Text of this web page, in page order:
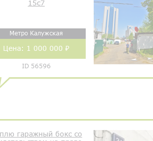
15с7
Метро Калужская
Цена: 1 000 000 ₽
ID 56596
гаражный бокс со